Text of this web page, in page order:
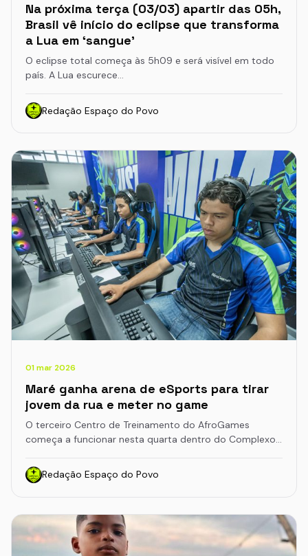
Na próxima terça (03/03) apartir das 05h,
Brasil vê início do eclipse que transforma
a Lua em ‘sangue’
O eclipse total começa às 5h09 e será visível em todo
país. A Lua escurece…
Redação Espaço do Povo
01 mar 2026
Maré ganha arena de eSports para tirar
jovem da rua e meter no game
O terceiro Centro de Treinamento do AfroGames
começa a funcionar nesta quarta dentro do Complexo…
Redação Espaço do Povo